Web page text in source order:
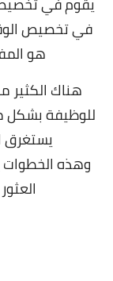
في تخصيص
هو
هناك
للوظيفة بشكل
يستغرق
وهذه